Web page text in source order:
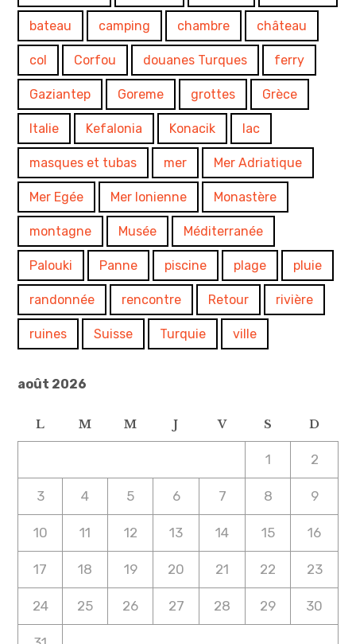
bateau camping chambre château
col Corfou douanes Turques ferry
Gaziantep Goreme grottes Grèce
Italie Kefalonia Konacik lac
masques et tubas mer Mer Adriatique
Mer Egée Mer Ionienne Monastère
montagne Musée Méditerranée
Palouki Panne piscine plage pluie
randonnée rencontre Retour rivière
ruines Suisse Turquie ville
août 2026
L M M J V S D
1 2
3 4 5 6 7 8 9
10 11 12 13 14 15 16
17 18 19 20 21 22 23
24 25 26 27 28 29 30